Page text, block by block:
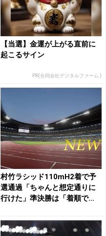
【当選】金運が上がる直前に
起こるサイン
PR(合同会社デジタルファーム )
村竹ラシッド110mH2着で予
選通過「ちゃんと想定通りに
行けた」準決勝は「着順で...